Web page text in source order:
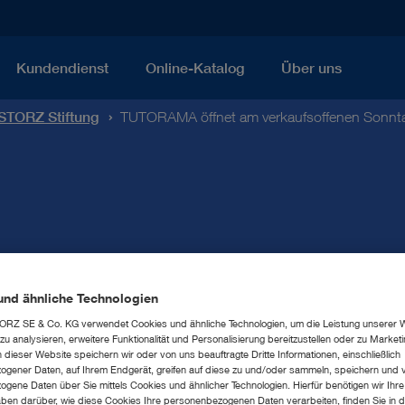
Kundendienst Online-Katalog Über uns
Stiftung TUTORAMA öffnet am verkaufsoffenen
öffnet am
ähnliche Technologien
SE & Co. KG verwendet Cookies und ähnliche Technologien, um die Leistung unserer
analysieren, erweitere Funktionalität und Personalisierung bereitzustellen oder zu
dieser Website speichern wir oder von uns beauftragte Dritte Informationen, einschließlich
Daten, auf Ihrem Endgerät, greifen auf diese zu und/oder sammeln, speichern und
Daten über Sie mittels Cookies und ähnlicher Technologien. Hierfür benötigen wir Ihre
darüber, wie diese Cookies Ihre personenbezogenen Daten verarbeiten, finden Sie in